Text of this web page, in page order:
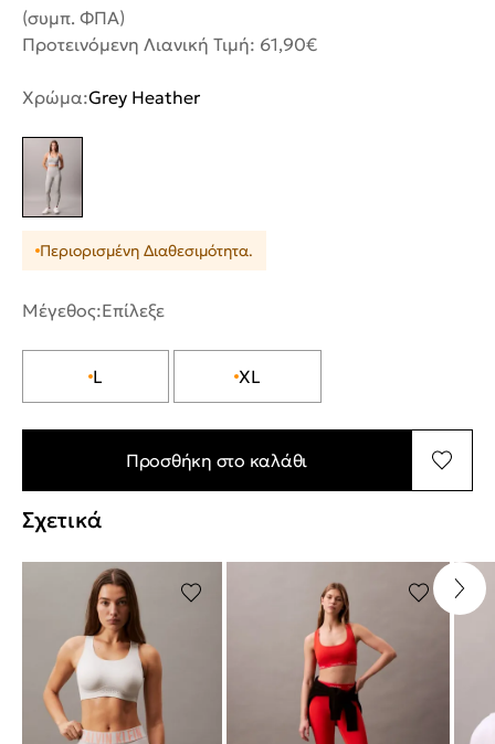
(συμπ. ΦΠΑ)
Προτεινόμενη Λιανική Τιμή: 61,90€
Χρώμα:Grey Heather
Περιορισμένη Διαθεσιμότητα.
Μέγεθος:Επίλεξε
L XL
Προσθήκη στο καλάθι
Σχετικά